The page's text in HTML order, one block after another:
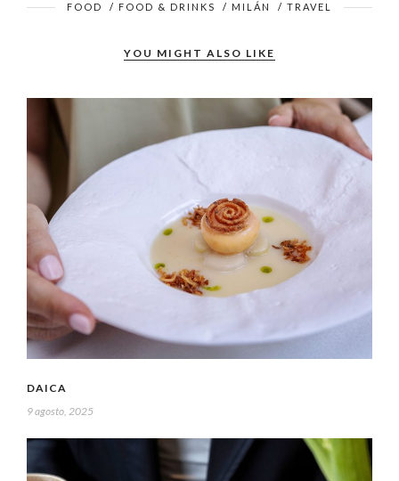
FOOD / FOOD & DRINKS / MILÁN / TRAVEL
YOU MIGHT ALSO LIKE
DAICA
9 agosto, 2025